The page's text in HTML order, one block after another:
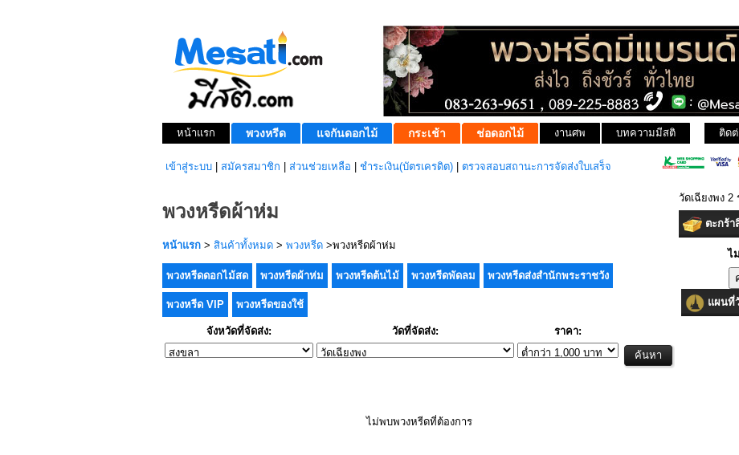
หน้าแรก พวงหรีด แจกันดอกไม้ กระเช้า ช่อดอกไม้ งานศพ บทความมีสติ ติดต่
เข้าสู่ระบบ สมัครสมาชิก ส่วนช่วยเหลือ ชำระเงิน(บัตรเครดิต) ตรวจสอบสถานะการจัดส่งใบเสร็จ
พวงหรีดผ้าห่ม
หน้าแรก > สินค้าทั้งหมด > พวงหรีด >พวงหรีดผ้าห่ม
พวงหรีดดอกไม้สด พวงหรีดผ้าห่ม พวงหรีดต้นไม้ พวงหรีดพัดลม พวงหรีดส่งสำนักพระราชวัง
พวงหรีด VIP พวงหรีดของใช้
จังหวัดที่จัดส่ง: วัดที่จัดส่ง: ราคา:
ไม่พบพวงหรีดที่ต้องการ
วัดเฉียงพง 2
ตะกร้
ไ
แผนที่